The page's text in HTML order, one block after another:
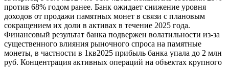
против 68% годом ранее. Банк ожидает снижение уровня
доходов от продажи памятных монет в связи с плановым
сокращением их доли в активах в течение 2025 года.
Финансовый результат банка подвержен волатильности из-за
существенного влияния рыночного спроса на памятные
монеты, в частности в 1кв2025 прибыль банка упала до 2 млн
руб. Концентрация активных операций на объектах крупного